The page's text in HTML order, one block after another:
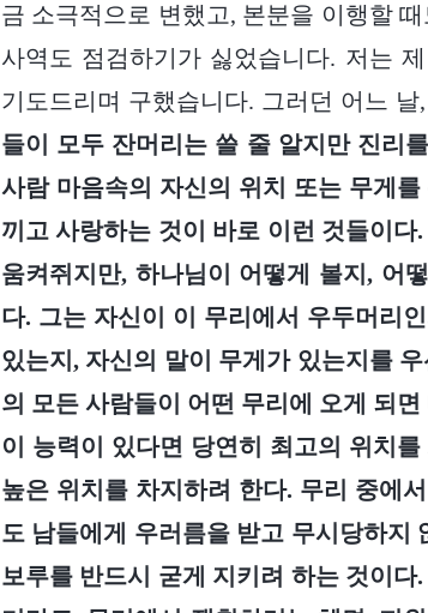
금 소극적으로 변했고, 본분을 이행할
사역도 점검하기가 싫었습니다. 저는
기도드리며 구했습니다. 그러던 어느
들이 모두 잔머리는 쓸 줄 알지만 진리
사람 마음속의 자신의 위치 또는 무게
끼고 사랑하는 것이 바로 이런 것들이
움켜쥐지만, 하나님이 어떻게 볼지, 어
다. 그는 자신이 이 무리에서 우두머리
있는지, 자신의 말이 무게가 있는지를
의 모든 사람들이 어떤 무리에 오게 되
이 능력이 있다면 당연히 최고의 위치
높은 위치를 차지하려 한다. 무리 중에
도 남들에게 우러름을 받고 무시당하지
보루를 반드시 굳게 지키려 하는 것이